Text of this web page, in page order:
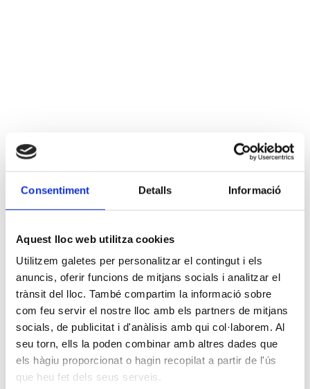
Consentiment Detalls Informació
Aquest lloc web utilitza cookies
Utilitzem galetes per personalitzar el contingut i els
anuncis, oferir funcions de mitjans socials i analitzar el
trànsit del lloc. També compartim la informació sobre
com feu servir el nostre lloc amb els partners de mitjans
socials, de publicitat i d'anàlisis amb qui col·laborem. Al
seu torn, ells la poden combinar amb altres dades que
els hàgiu proporcionat o hagin recopilat a partir de l'ús
que heu fet dels seus serveis.